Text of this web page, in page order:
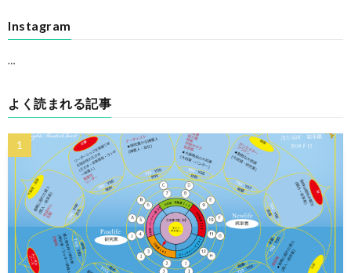
Instagram
…
よく読まれる記事